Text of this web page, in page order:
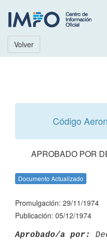
Volver
Código
APROBADO POR
Documento Actualizado
Promulgación: 29/11/1974
Publicación: 05/12/1974
Aprobado/a por: